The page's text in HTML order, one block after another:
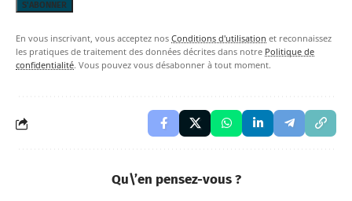
En vous inscrivant, vous acceptez nos Conditions d'utilisation et reconnaissez
les pratiques de traitement des données décrites dans notre Politique de
confidentialité. Vous pouvez vous désabonner à tout moment.
Qu\’en pensez-vous ?